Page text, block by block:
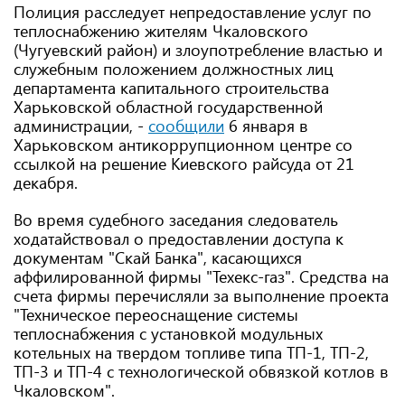
Полиция расследует непредоставление услуг по
теплоснабжению жителям Чкаловского
(Чугуевский район) и злоупотребление властью и
служебным положением должностных лиц
департамента капитального строительства
Харьковской областной государственной
администрации, - сообщили 6 января в
Харьковском антикоррупционном центре со
ссылкой на решение Киевского райсуда от 21
декабря.
Во время судебного заседания следователь
ходатайствовал о предоставлении доступа к
документам "Скай Банка", касающихся
аффилированной фирмы "Техекс-газ". Средства на
счета фирмы перечисляли за выполнение проекта
"Техническое переоснащение системы
теплоснабжения с установкой модульных
котельных на твердом топливе типа ТП-1, ТП-2,
ТП-3 и ТП-4 с технологической обвязкой котлов в
Чкаловском".